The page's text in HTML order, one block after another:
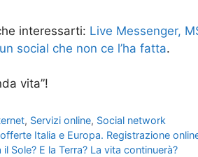
interessarti: Live Messenger,
social che non ce l’ha fatta.
vita”!
, Servizi online, Social network
Italia e Europa. Registrazione
Sole? E la Terra? La vita continuerà?